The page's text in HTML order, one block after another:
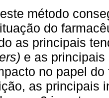
método
do
as principais
e as
no papel
as principais